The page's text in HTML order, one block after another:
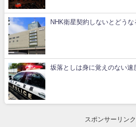
NHK衛星契約しないとどう
坂落としは身に覚えのない速
スポンサーリンク